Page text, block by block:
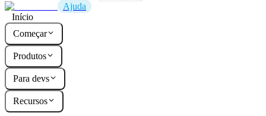
Ajuda
Início
Começar
Produtos
Para devs
Recursos